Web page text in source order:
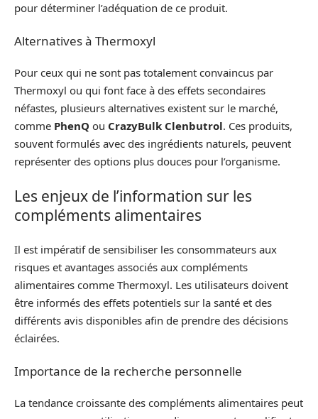
pour déterminer l’adéquation de ce produit.
Alternatives à Thermoxyl
Pour ceux qui ne sont pas totalement convaincus par
Thermoxyl ou qui font face à des effets secondaires
néfastes, plusieurs alternatives existent sur le marché,
comme PhenQ ou CrazyBulk Clenbutrol. Ces produits,
souvent formulés avec des ingrédients naturels, peuvent
représenter des options plus douces pour l’organisme.
Les enjeux de l’information sur les
compléments alimentaires
Il est impératif de sensibiliser les consommateurs aux
risques et avantages associés aux compléments
alimentaires comme Thermoxyl. Les utilisateurs doivent
être informés des effets potentiels sur la santé et des
différents avis disponibles afin de prendre des décisions
éclairées.
Importance de la recherche personnelle
La tendance croissante des compléments alimentaires peut